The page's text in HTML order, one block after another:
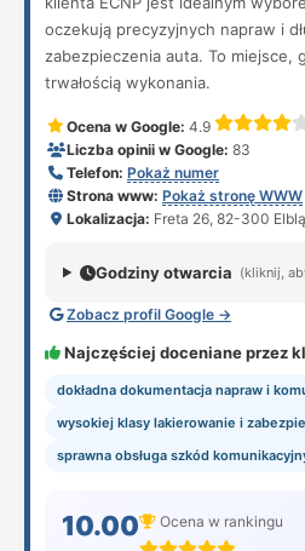
oczekują precyzyjnych napraw i
zabezpieczenia auta. To miejsce,
trwałością wykonania.
Ocena w Google: 4.9
Liczba opinii w Google: 83
Telefon: Pokaż numer
Strona www: Pokaż stronę WWW
Lokalizacja: Freta 26, 82-300
Godziny otwarcia (kliknij,
Zobacz profil Google →
Najczęściej doceniane przez
dokładna dokumentacja napraw i
wysokiej klasy lakierowanie i
sprawna obsługa szkód
10.00 Ocena w rankingu